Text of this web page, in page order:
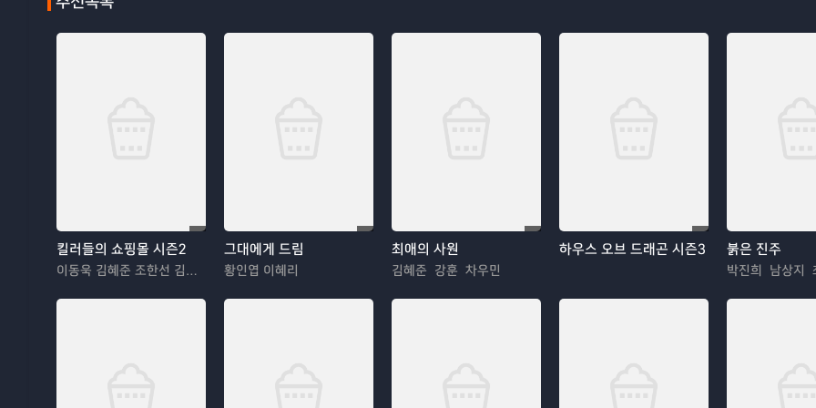
킬러들의 쇼핑몰 시즌2
이동욱 김혜준 조한선 김해나
그대에게 드림
황인엽 이혜리
최애의 사원
김혜준 강훈 차우민
하우스 오브 드래곤 시즌3 붉은 진주
박진희 남상지